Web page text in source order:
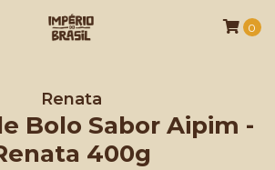
0
Renata
Bolo Sabor Aipim -
400g